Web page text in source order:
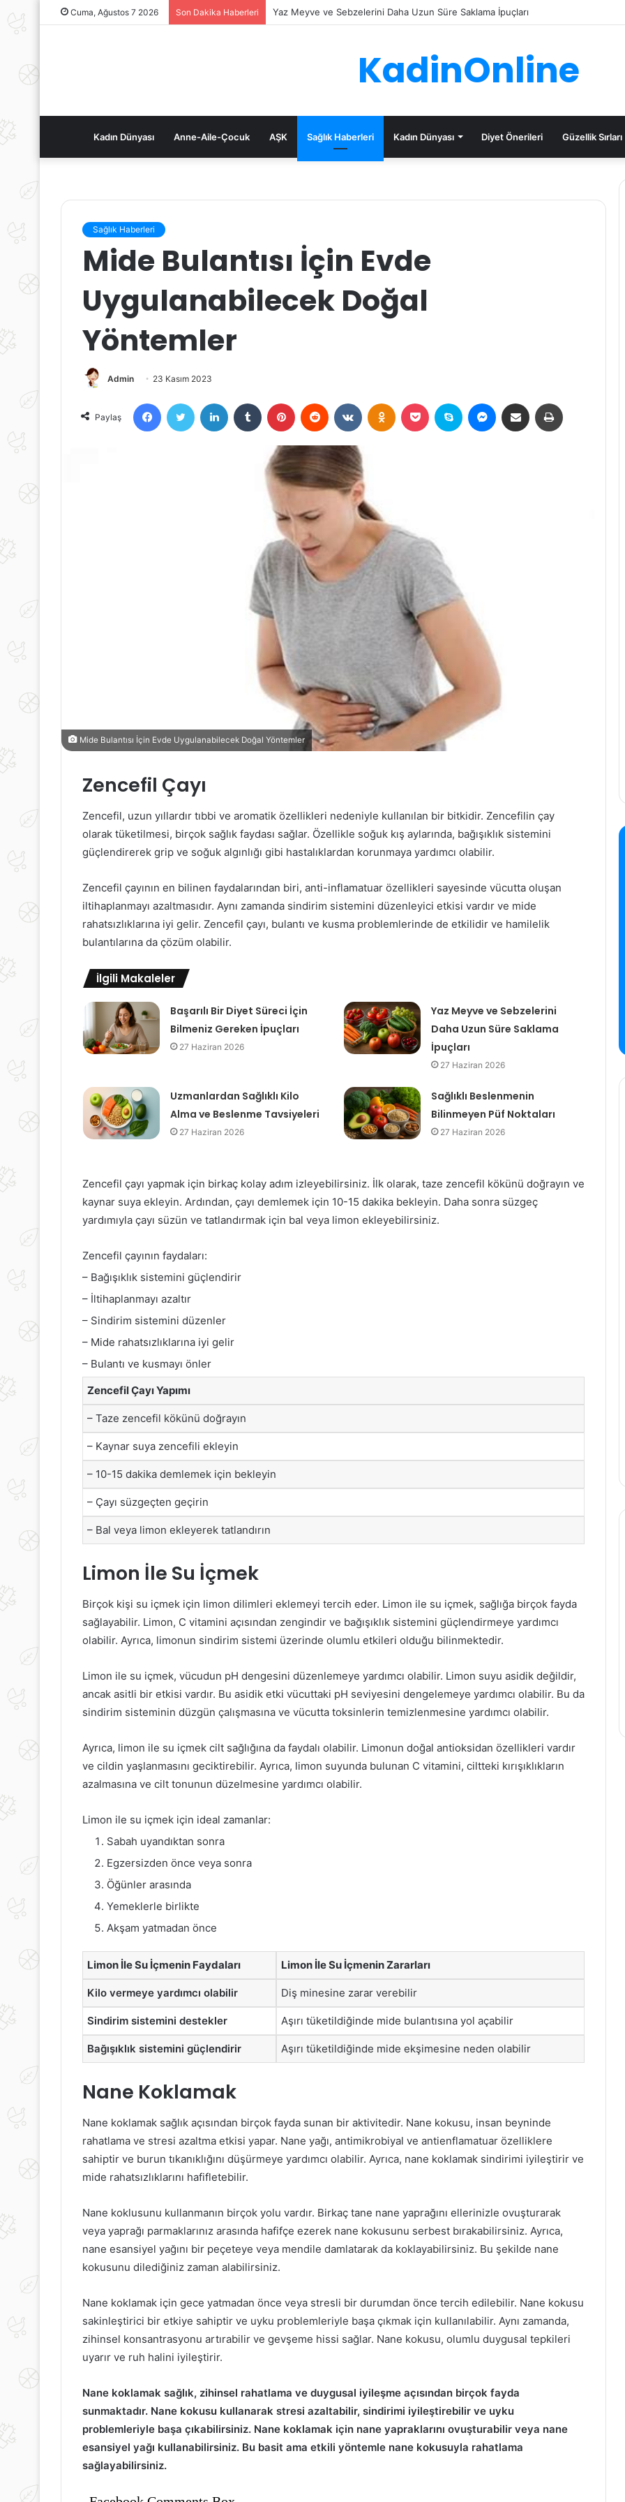
Cuma, Ağustos 7 2026 Son Dakika Haberleri Yaz Meyve ve Sebzelerini Daha Uzun Süre Saklama İpuçları
KadinOnline
Kadın Dünyası Anne-Aile-Çocuk AŞK Sağlık Haberleri Kadın Dünyası Diyet Önerileri Güzellik Sırları
Sağlık Haberleri
Mide Bulantısı İçin Evde
Uygulanabilecek Doğal
Yöntemler
Admin 23 Kasım 2023
Paylaş
FacebookTwitter LinkedIn Tumblr Pinterest Reddit VKontakteOdnoklassniki
Pocket Skype MessengerE-Posta ile paylaş
Mide Bulantısı İçin Evde Uygulanabilecek Doğal Yöntemler
Zencefil Çayı
Zencefil, uzun yıllardır tıbbi ve aromatik özellikleri nedeniyle kullanılan bir bitkidir. Zencefilin çay
olarak tüketilmesi, birçok sağlık faydası sağlar. Özellikle soğuk kış aylarında, bağışıklık sistemini
güçlendirerek grip ve soğuk algınlığı gibi hastalıklardan korunmaya yardımcı olabilir.
Zencefil çayının en bilinen faydalarından biri, anti-inflamatuar özellikleri sayesinde vücutta oluşan
iltihaplanmayı azaltmasıdır. Aynı zamanda sindirim sistemini düzenleyici etkisi vardır ve mide
rahatsızlıklarına iyi gelir. Zencefil çayı, bulantı ve kusma problemlerinde de etkilidir ve hamilelik
bulantılarına da çözüm olabilir.
İlgili Makaleler
Başarılı Bir Diyet Süreci İçin
Bilmeniz Gereken İpuçları
27 Haziran 2026
Yaz Meyve ve Sebzelerini
Daha Uzun Süre Saklama
İpuçları
27 Haziran 2026
Uzmanlardan Sağlıklı Kilo
Alma ve Beslenme Tavsiyeleri
27 Haziran 2026
Sağlıklı Beslenmenin
Bilinmeyen Püf Noktaları
27 Haziran 2026
Zencefil çayı yapmak için birkaç kolay adım izleyebilirsiniz. İlk olarak, taze zencefil kökünü doğrayın ve
kaynar suya ekleyin. Ardından, çayı demlemek için 10-15 dakika bekleyin. Daha sonra süzgeç
yardımıyla çayı süzün ve tatlandırmak için bal veya limon ekleyebilirsiniz.
Zencefil çayının faydaları:
– Bağışıklık sistemini güçlendirir
– İltihaplanmayı azaltır
– Sindirim sistemini düzenler
– Mide rahatsızlıklarına iyi gelir
– Bulantı ve kusmayı önler
Zencefil Çayı Yapımı
– Taze zencefil kökünü doğrayın
– Kaynar suya zencefili ekleyin
– 10-15 dakika demlemek için bekleyin
– Çayı süzgeçten geçirin
– Bal veya limon ekleyerek tatlandırın
Limon İle Su İçmek
Birçok kişi su içmek için limon dilimleri eklemeyi tercih eder. Limon ile su içmek, sağlığa birçok fayda
sağlayabilir. Limon, C vitamini açısından zengindir ve bağışıklık sistemini güçlendirmeye yardımcı
olabilir. Ayrıca, limonun sindirim sistemi üzerinde olumlu etkileri olduğu bilinmektedir.
Limon ile su içmek, vücudun pH dengesini düzenlemeye yardımcı olabilir. Limon suyu asidik değildir,
ancak asitli bir etkisi vardır. Bu asidik etki vücuttaki pH seviyesini dengelemeye yardımcı olabilir. Bu da
sindirim sisteminin düzgün çalışmasına ve vücutta toksinlerin temizlenmesine yardımcı olabilir.
Ayrıca, limon ile su içmek cilt sağlığına da faydalı olabilir. Limonun doğal antioksidan özellikleri vardır
ve cildin yaşlanmasını geciktirebilir. Ayrıca, limon suyunda bulunan C vitamini, ciltteki kırışıklıkların
azalmasına ve cilt tonunun düzelmesine yardımcı olabilir.
Limon ile su içmek için ideal zamanlar:
Sabah uyandıktan sonra
Egzersizden önce veya sonra
Öğünler arasında
Yemeklerle birlikte
Akşam yatmadan önce
Limon İle Su İçmenin Faydaları Limon İle Su İçmenin Zararları
Kilo vermeye yardımcı olabilir Diş minesine zarar verebilir
Sindirim sistemini destekler Aşırı tüketildiğinde mide bulantısına yol açabilir
Bağışıklık sistemini güçlendirir Aşırı tüketildiğinde mide ekşimesine neden olabilir
Nane Koklamak
Nane koklamak sağlık açısından birçok fayda sunan bir aktivitedir. Nane kokusu, insan beyninde
rahatlama ve stresi azaltma etkisi yapar. Nane yağı, antimikrobiyal ve antienflamatuar özelliklere
sahiptir ve burun tıkanıklığını düşürmeye yardımcı olabilir. Ayrıca, nane koklamak sindirimi iyileştirir ve
mide rahatsızlıklarını hafifletebilir.
Nane koklusunu kullanmanın birçok yolu vardır. Birkaç tane nane yaprağını ellerinizle ovuşturarak
veya yaprağı parmaklarınız arasında hafifçe ezerek nane kokusunu serbest bırakabilirsiniz. Ayrıca,
nane esansiyel yağını bir peçeteye veya mendile damlatarak da koklayabilirsiniz. Bu şekilde nane
kokusunu dilediğiniz zaman alabilirsiniz.
Nane koklamak için gece yatmadan önce veya stresli bir durumdan önce tercih edilebilir. Nane kokusu
sakinleştirici bir etkiye sahiptir ve uyku problemleriyle başa çıkmak için kullanılabilir. Aynı zamanda,
zihinsel konsantrasyonu artırabilir ve gevşeme hissi sağlar. Nane kokusu, olumlu duygusal tepkileri
uyarır ve ruh halini iyileştirir.
Nane koklamak sağlık, zihinsel rahatlama ve duygusal iyileşme açısından birçok fayda
sunmaktadır. Nane kokusu kullanarak stresi azaltabilir, sindirimi iyileştirebilir ve uyku
problemleriyle başa çıkabilirsiniz. Nane koklamak için nane yapraklarını ovuşturabilir veya nane
esansiyel yağı kullanabilirsiniz. Bu basit ama etkili yöntemle nane kokusuyla rahatlama
sağlayabilirsiniz.
Bebeklerde Gelişim Becerileri: Hangi
Aylarda Neler Yapmalı?
30 Eylül 2019
Erkekleri Etkilemenin Yolları
Sağlıklı
Yaşlanmanın
İpuçları:
ve
Mutlu
Hayat
Sağlıklı Yaşlanmanın İpuçları:
Uzun ve Mutlu Bir Hayat
kullanılırken
nelere
dikkat
edilmeli
kullanılırken nelere dikkat
edilmeli